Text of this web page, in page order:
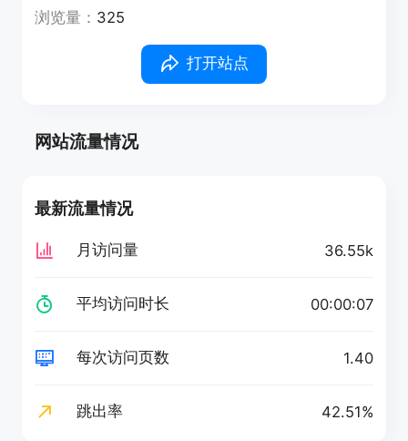
浏览量： 325
打开站点
网站流量情况
最新流量情况
月访问量 36.55k
平均访问时长 00:00:07
每次访问页数 1.40
跳出率 42.51%